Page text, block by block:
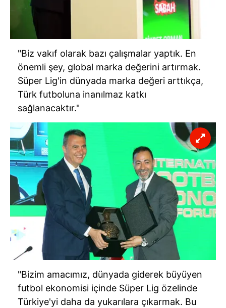
"Biz vakıf olarak bazı çalışmalar yaptık. En
önemli şey, global marka değerini artırmak.
Süper Lig'in dünyada marka değeri arttıkça,
Türk futboluna inanılmaz katkı
sağlanacaktır."
"Bizim amacımız, dünyada giderek büyüyen
futbol ekonomisi içinde Süper Lig özelinde
Türkiye'yi daha da yukarılara çıkarmak. Bu